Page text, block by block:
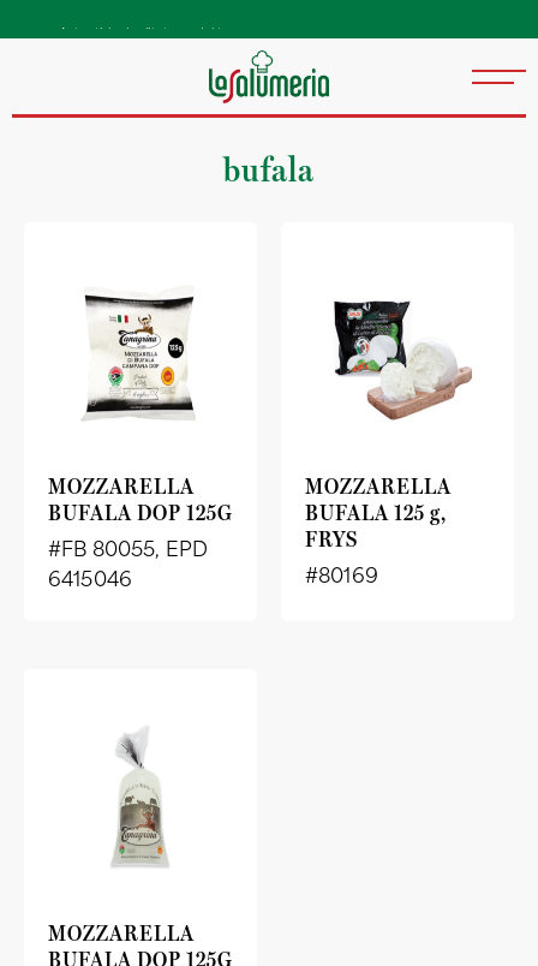
bufala
MOZZARELLA
BUFALA DOP 125G
#FB 80055, EPD
6415046
MOZZARELLA
BUFALA 125 g,
FRYS
#80169
MOZZARELLA
BUFALA DOP 125G